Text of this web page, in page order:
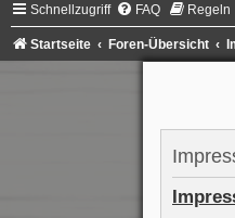
Schnellzugriff FAQ Regeln
Startseite Foren-Übersicht